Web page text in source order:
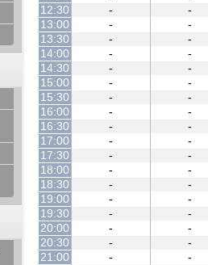
12:30
-
-
13:00
-
-
13:30
-
-
14:00
-
-
14:30
-
-
15:00
-
-
15:30
-
-
16:00
-
-
16:30
-
-
17:00
-
-
17:30
-
-
18:00
-
-
18:30
-
-
19:00
-
-
19:30
-
-
20:00
-
-
20:30
-
-
21:00
-
-